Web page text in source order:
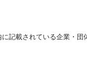
記載されている企業・団